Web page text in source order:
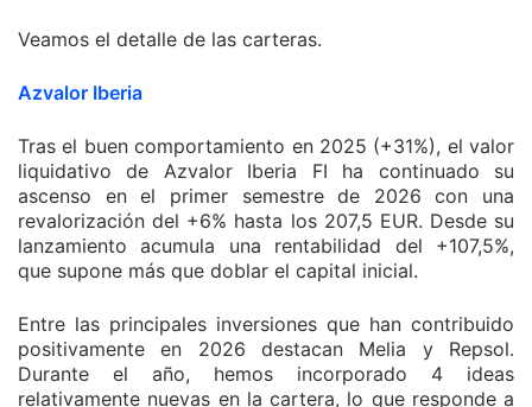
Veamos el detalle de las carteras.
Azvalor Iberia
Tras el buen comportamiento en 2025 (+31%), el valor
liquidativo de Azvalor Iberia FI ha continuado su
ascenso en el primer semestre de 2026 con una
revalorización del +6% hasta los 207,5 EUR. Desde su
lanzamiento acumula una rentabilidad del +107,5%,
que supone más que doblar el capital inicial.
Entre las principales inversiones que han contribuido
positivamente en 2026 destacan Melia y Repsol.
Durante el año, hemos incorporado 4 ideas
relativamente nuevas en la cartera, lo que responde a